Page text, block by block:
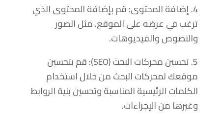
4. إضافة المحتوى: قم بإضافة المحتوى الذي
ترغب في عرضه على الموقع، مثل الصور
والنصوص والفيديوهات.
5. تحسين محركات البحث (SEO): قم بتحسين
موقعك لمحركات البحث من خلال استخدام
الكلمات الرئيسية المناسبة وتحسين بنية الروابط
وغيرها من الإجراءات.